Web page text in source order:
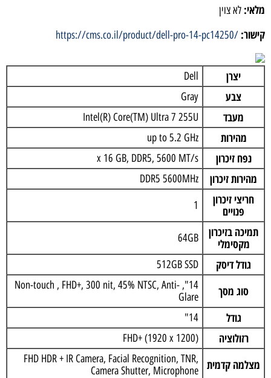
מלאי: לא צוין
קישור: https://cms.co.il/product/dell-pro-14-pc14250/
יצרן Dell
צבע Gray
מעבד Intel(R) Core(TM) Ultra 7 255U
מהירות up to 5.2 GHz
נפח זיכרון x 16 GB, DDR5, 5600 MT/s
מהירות זיכרון DDR5 5600MHz
חריצי זיכרון
פנויים
1
תמיכה בזיכרון
מקסימלי
64GB
גודל דיסק 512GB SSD
סוג מסך
14", Non-touch , FHD+, 300 nit, 45% NTSC, Anti-
Glare
גודל 14"
רזולוציה FHD+ (1920 x 1200)
מצלמה קדמית
FHD HDR + IR Camera, Facial Recognition, TNR,
Camera Shutter, Microphone